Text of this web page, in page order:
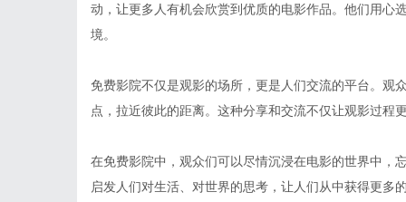
动，让更多人有机会欣赏到优质的电影作品。他们用心
境。
免费影院不仅是观影的场所，更是人们交流的平台。观
点，拉近彼此的距离。这种分享和交流不仅让观影过程
在免费影院中，观众们可以尽情沉浸在电影的世界中，
启发人们对生活、对世界的思考，让人们从中获得更多